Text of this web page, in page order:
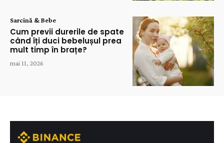
Sarcină & Bebe
Cum previi durerile de spate
când îți duci bebelușul prea
mult timp în brațe?
mai 11, 2026